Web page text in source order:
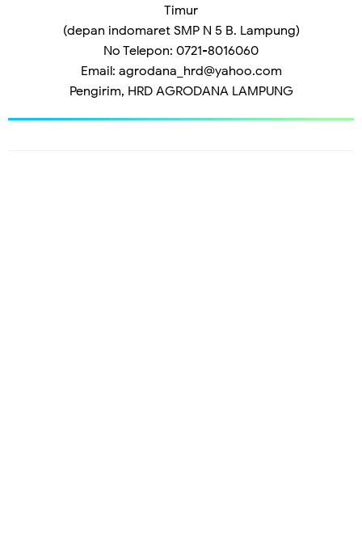
Timur
(depan indomaret SMP N 5 B. Lampung)
No Telepon: 0721-8016060
Email: agrodana_hrd@yahoo.com
Pengirim, HRD AGRODANA LAMPUNG